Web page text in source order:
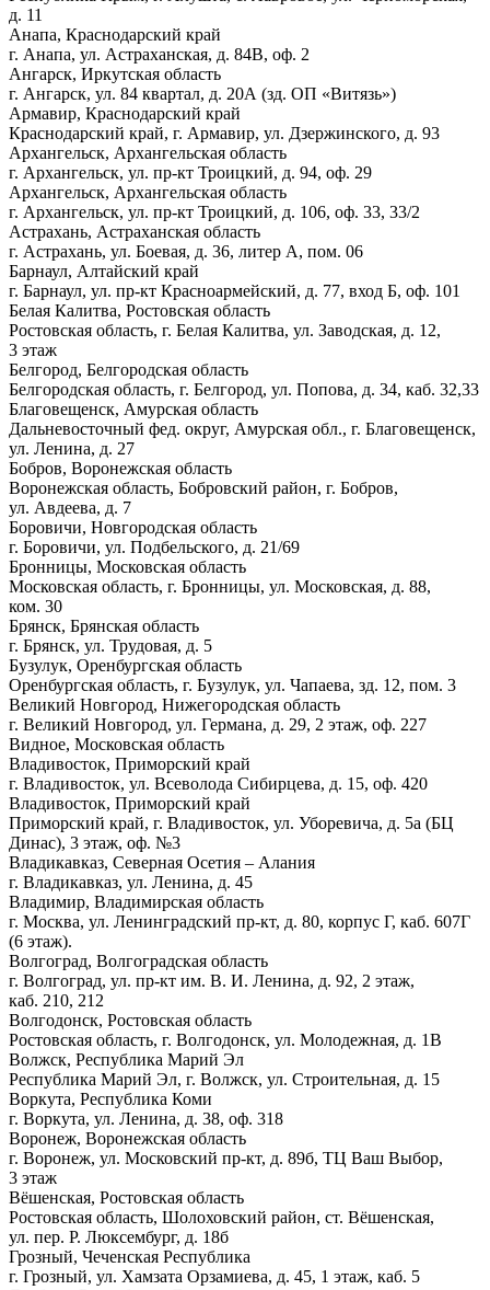
д. 11
Анапа, Краснодарский край
г. Анапа, ул. Астраханская, д. 84В, оф. 2
Ангарск, Иркутская область
г. Ангарск, ул. 84 квартал, д. 20А (зд. ОП «Витязь»)
Армавир, Краснодарский край
Краснодарский край, г. Армавир, ул. Дзержинского, д. 93
Архангельск, Архангельская область
г. Архангельск, ул. пр-кт Троицкий, д. 94, оф. 29
Архангельск, Архангельская область
г. Архангельск, ул. пр-кт Троицкий, д. 106, оф. 33, 33/2
Астрахань, Астраханская область
г. Астрахань, ул. Боевая, д. 36, литер А, пом. 06
Барнаул, Алтайский край
г. Барнаул, ул. пр-кт Красноармейский, д. 77, вход Б, оф. 101
Белая Калитва, Ростовская область
Ростовская область, г. Белая Калитва, ул. Заводская, д. 12,
3 этаж
Белгород, Белгородская область
Белгородская область, г. Белгород, ул. Попова, д. 34, каб. 32,33
Благовещенск, Амурская область
Дальневосточный фед. округ, Амурская обл., г. Благовещенск,
ул. Ленина, д. 27
Бобров, Воронежская область
Воронежская область, Бобровский район, г. Бобров,
ул. Авдеева, д. 7
Боровичи, Новгородская область
г. Боровичи, ул. Подбельского, д. 21/69
Бронницы, Московская область
Московская область, г. Бронницы, ул. Московская, д. 88,
ком. 30
Брянск, Брянская область
г. Брянск, ул. Трудовая, д. 5
Бузулук, Оренбургская область
Оренбургская область, г. Бузулук, ул. Чапаева, зд. 12, пом. 3
Великий Новгород, Нижегородская область
г. Великий Новгород, ул. Германа, д. 29, 2 этаж, оф. 227
Видное, Московская область
Владивосток, Приморский край
г. Владивосток, ул. Всеволода Сибирцева, д. 15, оф. 420
Владивосток, Приморский край
Приморский край, г. Владивосток, ул. Уборевича, д. 5а (БЦ
Динас), 3 этаж, оф. №3
Владикавказ, Северная Осетия – Алания
г. Владикавказ, ул. Ленина, д. 45
Владимир, Владимирская область
г. Москва, ул. Ленинградский пр-кт, д. 80, корпус Г, каб. 607Г
(6 этаж).
Волгоград, Волгоградская область
г. Волгоград, ул. пр-кт им. В. И. Ленина, д. 92, 2 этаж,
каб. 210, 212
Волгодонск, Ростовская область
Ростовская область, г. Волгодонск, ул. Молодежная, д. 1В
Волжск, Республика Марий Эл
Республика Марий Эл, г. Волжск, ул. Строительная, д. 15
Воркута, Республика Коми
г. Воркута, ул. Ленина, д. 38, оф. 318
Воронеж, Воронежская область
г. Воронеж, ул. Московский пр-кт, д. 89б, ТЦ Ваш Выбор,
3 этаж
Вёшенская, Ростовская область
Ростовская область, Шолоховский район, ст. Вёшенская,
ул. пер. Р. Люксембург, д. 18б
Грозный, Чеченская Республика
г. Грозный, ул. Хамзата Орзамиева, д. 45, 1 этаж, каб. 5